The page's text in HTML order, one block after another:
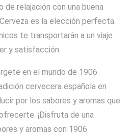
relajación con una buena
es la elección perfecta.
te transportarán a un viaje
y satisfacción.
en el mundo de 1906
cervecera española en
por los sabores y aromas que
¡Disfruta de una
y aromas con 1906